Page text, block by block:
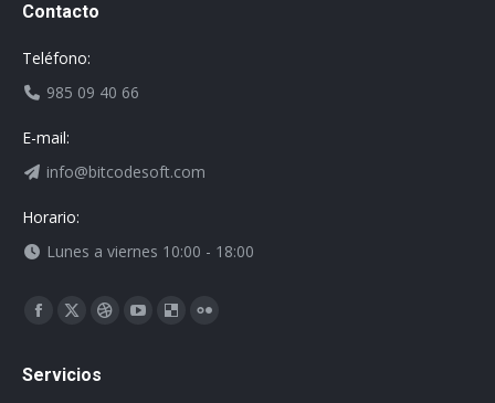
Contacto
Teléfono:
985 09 40 66
E-mail:
info@bitcodesoft.com
Horario:
Lunes a viernes 10:00 - 18:00
Encuéntranos en:
Facebook
opens
X
opens
DribbbleYouTubeDelicious
Servicios